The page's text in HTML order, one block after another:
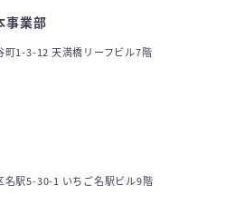
事業部
1-3-12 天満橋リーフビル7階
駅5-30-1 いちご名駅ビル9階